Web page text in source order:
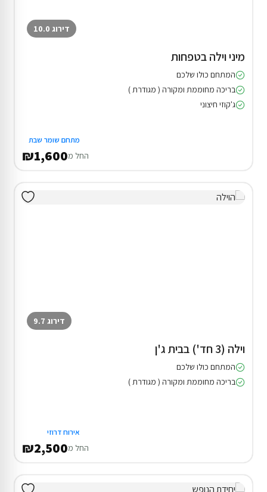
דירוג 10.0
מיני וילה בטפחות
המתחם כולו שלכם
בריכה מחוממת ומקורה ( מגודרת )
ג'קוזי חיצוני
מתחם שומר שבת
החל מ₪1,600
דירוג 9.7
וילה (3 חד') בבית ג'ן
המתחם כולו שלכם
בריכה מחוממת ומקורה ( מגודרת )
אירוח דרוזי
החל מ₪2,500